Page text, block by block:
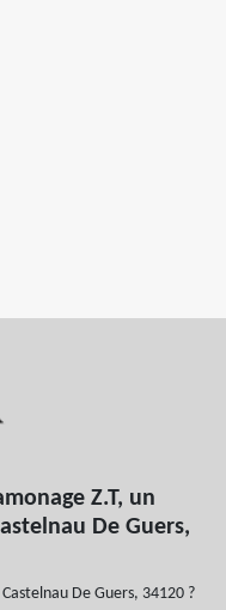
Z.T, un
De Guers,
De Guers, 34120 ?